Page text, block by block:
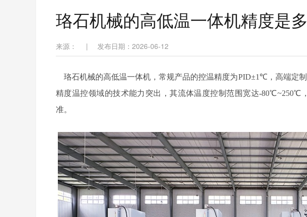
珞石机械的高低温一体机精度是
来源： | 发布日期：2026-06-12
珞石机械的高低温一体机，常规产品的控温精度为PID±1℃，高端定
精度温控领域的技术能力突出，其流体温度控制范围宽达-80℃~250℃
准。